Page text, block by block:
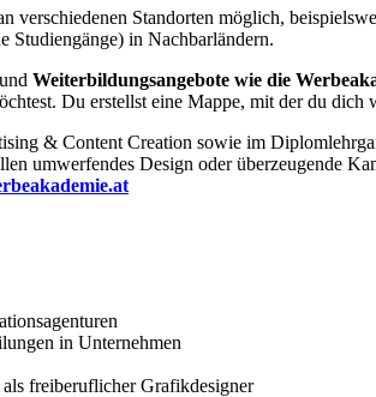
verschiedenen Standorten möglich,
Studiengänge) in Nachbarländern.
Weiterbildungsangebote wie die
Du erstellst eine Mappe, mit der du
& Content Creation sowie im
umwerfendes Design oder überzeugende
in Unternehmen
freiberuflicher Grafikdesigner